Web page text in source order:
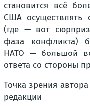
становится всё
США осуществлять
(где — вот
фаза конфликта)
НАТО — большой
ответа со стороны
Точка зрения
редакции